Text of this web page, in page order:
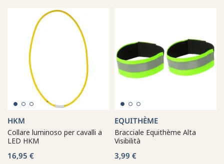
HKM
Collare luminoso per cavalli a
LED HKM
16,95 €
EQUITHÈME
Bracciale Equithème Alta
Visibilità
3,99 €